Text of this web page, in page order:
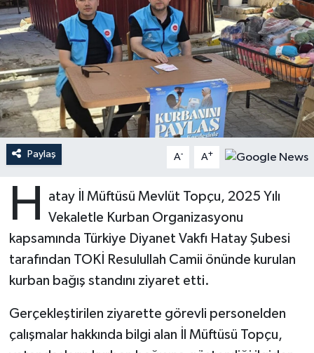
Paylaş A- A+
H
atay İl Müftüsü Mevlüt Topçu, 2025 Yılı
Vekaletle Kurban Organizasyonu
kapsamında Türkiye Diyanet Vakfı Hatay Şubesi
tarafından TOKİ Resulullah Camii önünde kurulan
kurban bağış standını ziyaret etti.
Gerçekleştirilen ziyarette görevli personelden
çalışmalar hakkında bilgi alan İl Müftüsü Topçu,
Ardahan Müftülüğü
Artvin Müftülüğü
Aydın Müftülüğü
Balıkesir Müftülüğü
Bartın Müftülüğü
Batman Müftülüğü
Bayburt Müftülüğü
Bingöl Müftülüğü
Bitlis Müftülüğü
Kudüs
Kurban
Mukabele
Peygamberimizin Hayatı
Ramazan
Sahabeler
Zekat
Hutbeler
DİYANET AKADEMİ
DİYANET GENÇLİK
DİYANET RADYO/TV
DEPREM
Dünya
Eğitim
Aile
Sağlık